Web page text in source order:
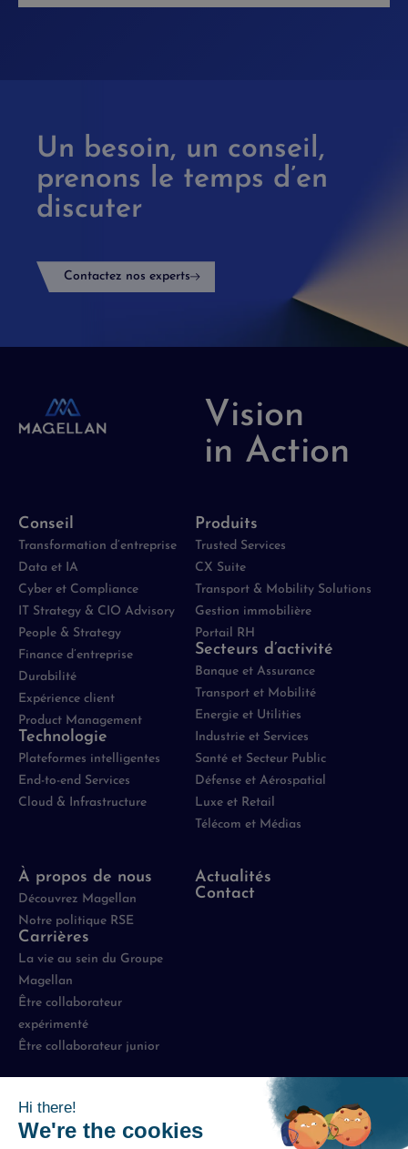
Un besoin, un conseil,
prenons le temps d’en
discuter
Contactez nos experts
Vision
in Action
Conseil
Transformation d’entreprise
Data et IA
Cyber et Compliance
IT Strategy & CIO Advisory
People & Strategy
Finance d’entreprise
Durabilité
Expérience client
Product Management
Technologie
Plateformes intelligentes
End-to-end Services
Cloud & Infrastructure
Produits
Trusted Services
CX Suite
Transport & Mobility Solutions
Gestion immobilière
Portail RH
Secteurs d’activité
Banque et Assurance
Transport et Mobilité
Energie et Utilities
Industrie et Services
Santé et Secteur Public
Défense et Aérospatial
Luxe et Retail
Télécom et Médias
À propos de nous
Découvrez Magellan
Notre politique RSE
Carrières
La vie au sein du Groupe
Magellan
Être collaborateur
expérimenté
Être collaborateur junior
Actualités
Contact